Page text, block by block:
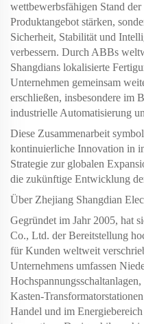
wettbewerbsfähigen Stand
Produktangebot stärken,
Sicherheit, Stabilität und
verbessern. Durch ABBs
Shangdians lokalisierte
Unternehmen gemeinsam
erschließen, insbesondere im
industrielle Automatisierung
Diese Zusammenarbeit
kontinuierliche Innovation in
Strategie zur globalen
die zukünftige Entwicklung
Über Zhejiang Shangdian
Gegründet im Jahr 2005, hat
Co., Ltd. der Bereitstellung
für Kunden weltweit
Unternehmens umfassen
Kasten-
Handel und im